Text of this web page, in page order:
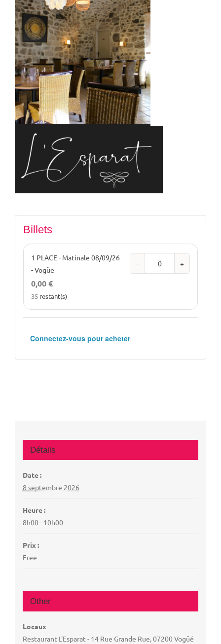
Billets
1 PLACE - Matinale 08/09/26
- Vogüe
0,00€
35 restant(s)
Quantité
Connectez-vous pour acheter
Détails
Date :
8 septembre 2026
Heure :
8h00 - 10h00
Prix :
Free
Other
Locaux
Restaurant L'Esparat - 14 Rue Grande Rue, 07200 Vogüé